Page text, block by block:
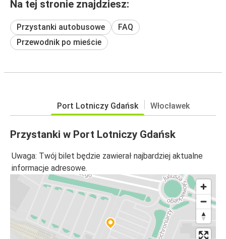
Na tej stronie znajdziesz:
Przystanki autobusowe
FAQ
Przewodnik po mieście
Port Lotniczy Gdańsk Włocławek
Przystanki w Port Lotniczy Gdańsk
Uwaga: Twój bilet będzie zawierał najbardziej aktualne
informacje adresowe.